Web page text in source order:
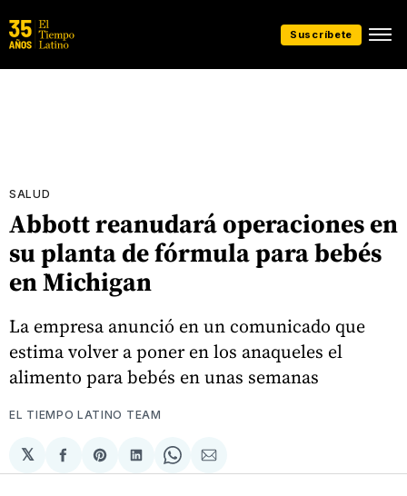
Suscríbete
SALUD
Abbott reanudará operaciones en
su planta de fórmula para bebés
en Michigan
La empresa anunció en un comunicado que
estima volver a poner en los anaqueles el
alimento para bebés en unas semanas
EL TIEMPO LATINO TEAM
𝕏
Compartir
en
Share
on
Compartir
en
Share
on
Compartir
via